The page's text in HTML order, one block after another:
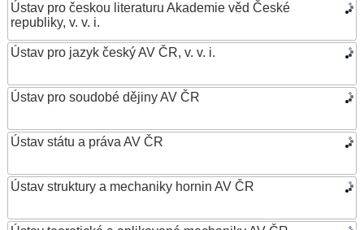
Ústav pro českou literaturu Akademie věd České
republiky, v. v. i.
Ústav pro jazyk český AV ČR, v. v. i.
Ústav pro soudobé dějiny AV ČR
Ústav státu a práva AV ČR
Ústav struktury a mechaniky hornin AV ČR